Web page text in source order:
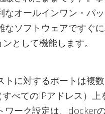
なオールインワン・パ
なソフトウェアですぐ
として機能します。
トに対するポートは複
すべてのIPアドレス）上
ワーク設定は、docker